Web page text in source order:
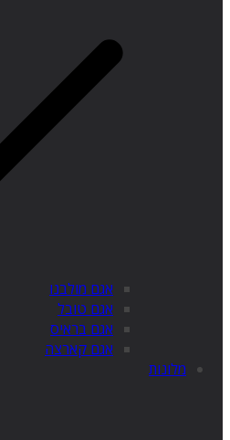
אגם מולבנו
אגם טובל
אגם בראיס
אגם קארצה
מלונות